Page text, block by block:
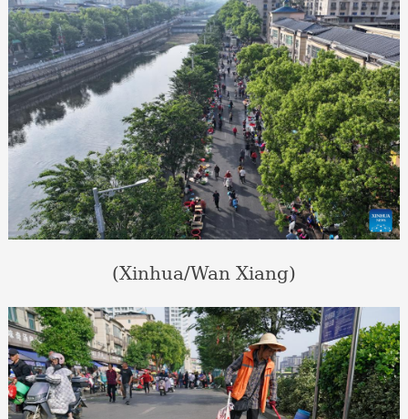
(Xinhua/Wan Xiang)